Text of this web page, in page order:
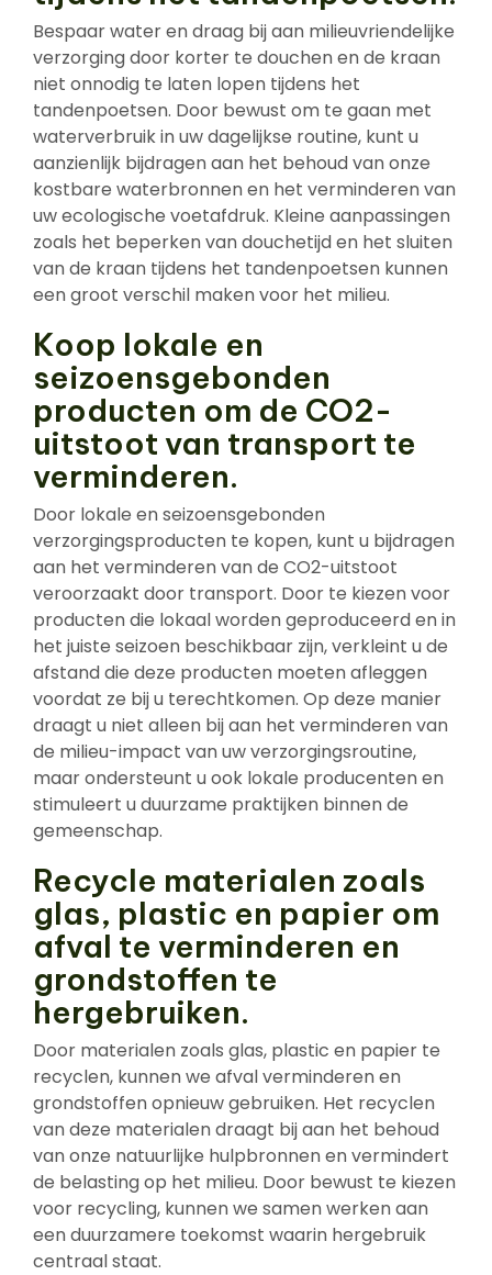
Bespaar water en draag bij aan milieuvriendelijke
verzorging door korter te douchen en de kraan
niet onnodig te laten lopen tijdens het
tandenpoetsen. Door bewust om te gaan met
waterverbruik in uw dagelijkse routine, kunt u
aanzienlijk bijdragen aan het behoud van onze
kostbare waterbronnen en het verminderen van
uw ecologische voetafdruk. Kleine aanpassingen
zoals het beperken van douchetijd en het sluiten
van de kraan tijdens het tandenpoetsen kunnen
een groot verschil maken voor het milieu.
Koop lokale en
seizoensgebonden
producten om de CO2-
uitstoot van transport te
verminderen.
Door lokale en seizoensgebonden
verzorgingsproducten te kopen, kunt u bijdragen
aan het verminderen van de CO2-uitstoot
veroorzaakt door transport. Door te kiezen voor
producten die lokaal worden geproduceerd en in
het juiste seizoen beschikbaar zijn, verkleint u de
afstand die deze producten moeten afleggen
voordat ze bij u terechtkomen. Op deze manier
draagt u niet alleen bij aan het verminderen van
de milieu-impact van uw verzorgingsroutine,
maar ondersteunt u ook lokale producenten en
stimuleert u duurzame praktijken binnen de
gemeenschap.
Recycle materialen zoals
glas, plastic en papier om
afval te verminderen en
grondstoffen te
hergebruiken.
Door materialen zoals glas, plastic en papier te
recyclen, kunnen we afval verminderen en
grondstoffen opnieuw gebruiken. Het recyclen
van deze materialen draagt bij aan het behoud
van onze natuurlijke hulpbronnen en vermindert
de belasting op het milieu. Door bewust te kiezen
voor recycling, kunnen we samen werken aan
een duurzamere toekomst waarin hergebruik
centraal staat.